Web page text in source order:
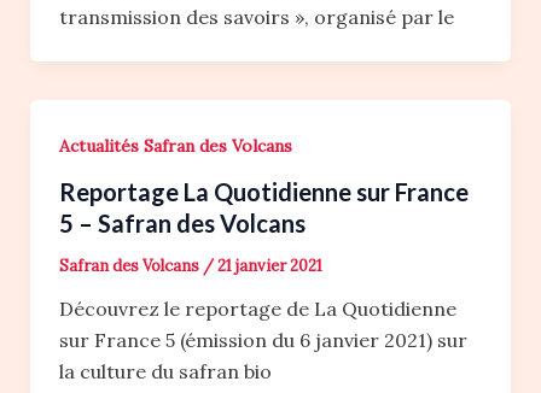
transmission des savoirs », organisé par le
Actualités Safran des Volcans
Reportage La Quotidienne sur France
5 – Safran des Volcans
Safran des Volcans /21 janvier 2021
Découvrez le reportage de La Quotidienne
sur France 5 (émission du 6 janvier 2021) sur
la culture du safran bio